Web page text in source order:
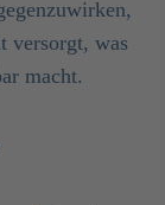
versorgt, was
macht.